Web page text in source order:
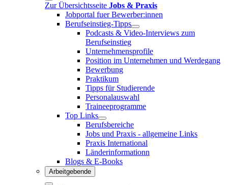
Zur Übersichtsseite Jobs & Praxis
Jobportal fuer Bewerber:innen
Berufseinstieg-Tipps
Podcasts & Video-Interviews zum
Berufseinstieg
Unternehmensprofile
Position im Unternehmen und Werdegang
Bewerbung
Praktikum
Tipps für Studierende
Personalauswahl
Traineeprogramme
Top Links
Berufsbereiche
Jobs und Praxis - allgemeine Links
Praxis International
Länderinformationn
Blogs & E-Books
Arbeitgebende